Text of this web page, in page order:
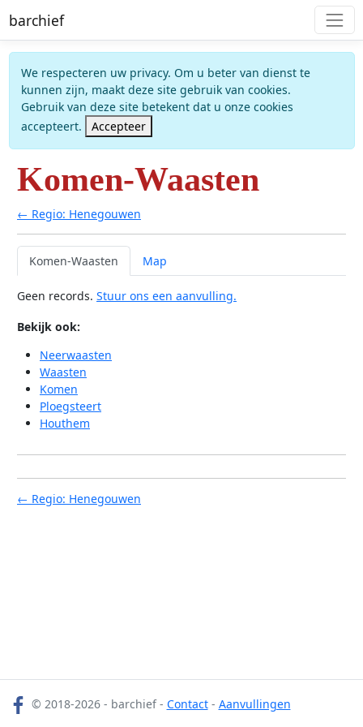
barchief
We respecteren uw privacy. Om u beter van dienst te
kunnen zijn, maakt deze site gebruik van cookies.
Gebruik van deze site betekent dat u onze cookies
accepteert.
Accepteer
Komen-Waasten
← Regio: Henegouwen
Komen-Waasten Map
Geen records. Stuur ons een aanvulling.
Bekijk ook:
Neerwaasten
Waasten
Komen
Ploegsteert
Houthem
← Regio: Henegouwen
© 2018-2026 - barchief - Contact- Aanvullingen